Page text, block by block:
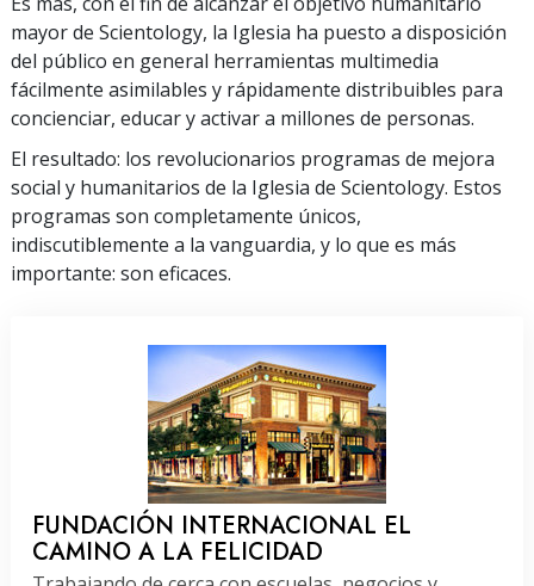
mayor de Scientology, la Iglesia ha puesto a disposición
del público en general herramientas multimedia
fácilmente asimilables y rápidamente distribuibles para
concienciar, educar y activar a millones de personas.
El resultado: los revolucionarios programas de mejora
social y humanitarios de la Iglesia de Scientology. Estos
programas son completamente únicos,
indiscutiblemente a la vanguardia, y lo que es más
importante: son eficaces.
FUNDACIÓN INTERNACIONAL EL
CAMINO A LA FELICIDAD